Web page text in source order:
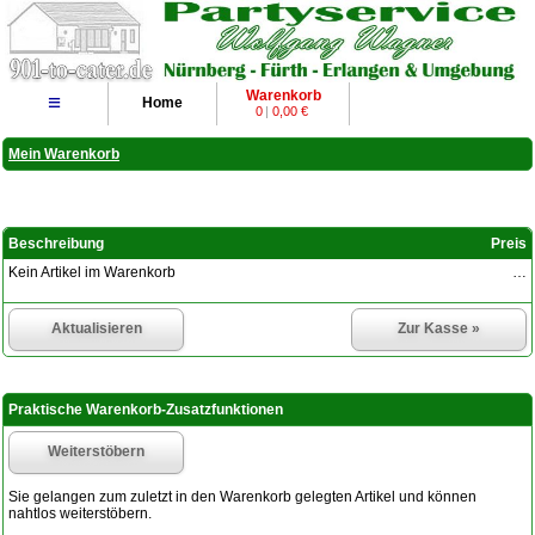
≡ Home Warenkorb
0 | 0,00 €
Mein Warenkorb
Preis
Beschreibung
Kein Artikel im Warenkorb
…
Aktualisieren Zur Kasse »
Praktische Warenkorb-Zusatzfunktionen
Weiterstöbern
Sie gelangen zum zuletzt in den Warenkorb gelegten Artikel und können
nahtlos weiterstöbern.